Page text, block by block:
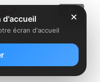
✕
d'accueil
écran d'accueil